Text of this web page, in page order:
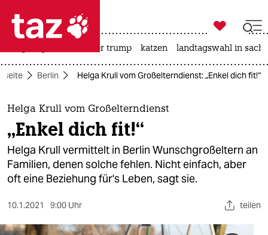
 taz zahl ich
taz zahl ich
themen
politik
öko

taz zahl ich
usa unter trump katzen landtagswahl in
Berlin Helga Krull vom Großelterndienst: „Enkel dich fit!“
Helga Krull vom Großelterndienst
„Enkel dich fit!“
Helga Krull vermittelt in Berlin Wunschgroßeltern an
Familien, denen solche fehlen. Nicht einfach, aber
oft eine Beziehung für's Leben, sagt sie.
10.1.2021 9:00 Uhr teilen